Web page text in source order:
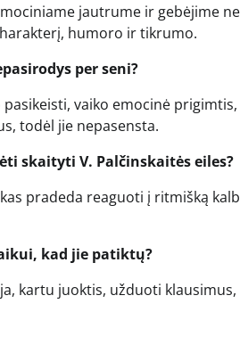
jautrume ir gebėjime
humoro ir tikrumo.
per seni?
vaiko emocinė
todėl jie nepasensta.
skaityti V. Palčinskaitės eiles?
pradeda reaguoti į ritmišką
kad jie patiktų?
kartu juoktis, užduoti